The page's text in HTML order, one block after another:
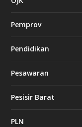
Pemprov
Pendidikan
Pesawaran
Pesisir Barat
PLN